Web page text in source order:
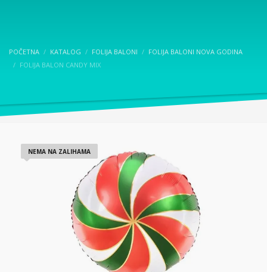
POČETNA KATALOG FOLIJA BALONI
FOLIJA BALONI NOVA GODINA
FOLIJA BALON CANDY MIX
NEMA NA ZALIHAMA